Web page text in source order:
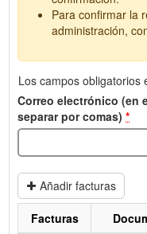
Para confirmar la
administración,
Los campos obligatorios
Correo electrónico (en
separar por comas) *
Añadir facturas
Facturas